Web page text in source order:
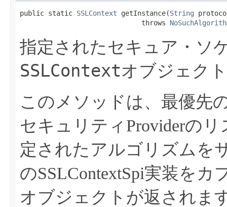
public static SSLContext getInstance​(String
                              throws
指定されたセキュア・ソ
SSLContextオブジェク
このメソッドは、最優先
セキュリティProviderの
定されたアルゴリズムを
のSSLContextSpi実装をカ
オブジェクトが返されま